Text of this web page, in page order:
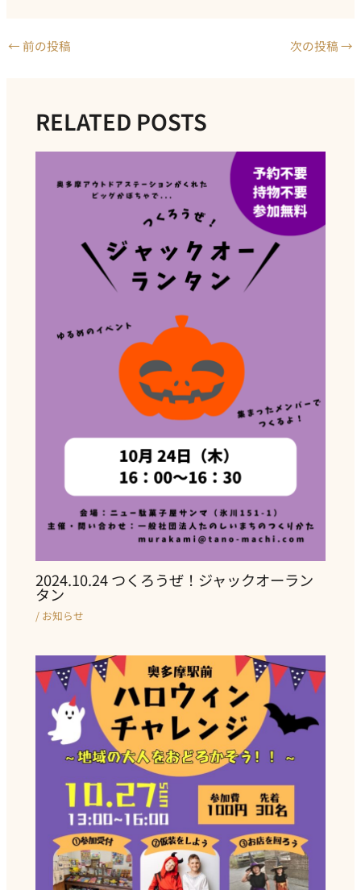
Post
←前の投稿 次の投稿→
RELATED POSTS
2024.10.24 つくろうぜ！ジャックオーラン
タン
/ お知らせ